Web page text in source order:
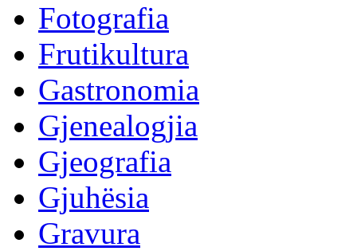
Fotografia
Frutikultura
Gastronomia
Gjenealogjia
Gjeografia
Gjuhësia
Gravura